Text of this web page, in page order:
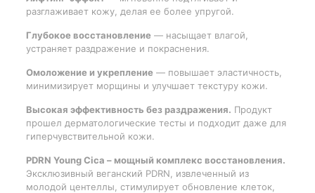
разглаживает кожу, делая ее более упругой.
Глубокое восстановление— насыщает влагой,
устраняет раздражение и покраснения.
Омоложение и укрепление— повышает эластичность,
минимизирует морщины и улучшает текстуру кожи.
Высокая эффективность без раздражения. Продукт
прошел дерматологические тесты и подходит даже для
гиперчувствительной кожи.
PDRN Young Cica – мощный комплекс восстановления.
Эксклюзивный веганский PDRN, извлеченный из
молодой центеллы, стимулирует обновление клеток,